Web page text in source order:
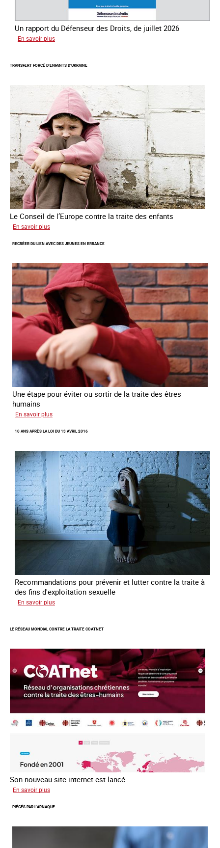
Un rapport du Défenseur des Droits, de juillet 2026
En savoir plus
les
victimes
de
traite
des
êtres
humains
TRANSFERT FORCÉ D’ENFANTS D’UKRAINE
Le Conseil de l’Europe contre la traite des enfants
En savoir plus
forcé
d’Ukraine
RECRÉER DU LIEN AVEC DES JEUNES EN ERRANCE
Une étape pour éviter ou sortir de la traite des êtres
humains
En savoir plus
du
avec
des
jeunes
errance
10 ANS APRÈS LA LOI DU 13 AVRIL 2016
Recommandations pour prévenir et lutter contre la traite à
des fins d'exploitation sexuelle
En savoir plus
après
loi
du
13
avril
2016
LE RÉSEAU MONDIAL CONTRE LA TRAITE COATNET
Son nouveau site internet est lancé
En savoir plus
réseau
contre
PIÉGÉS PAR L’ARNAQUE